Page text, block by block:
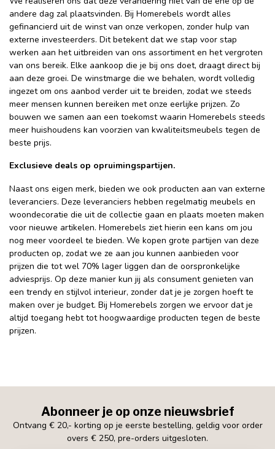
andere dag zal plaatsvinden. Bij Homerebels wordt alles
gefinancierd uit de winst van onze verkopen, zonder hulp van
externe investeerders. Dit betekent dat we stap voor stap
werken aan het uitbreiden van ons assortiment en het vergroten
van ons bereik. Elke aankoop die je bij ons doet, draagt direct bij
aan deze groei. De winstmarge die we behalen, wordt volledig
ingezet om ons aanbod verder uit te breiden, zodat we steeds
meer mensen kunnen bereiken met onze eerlijke prijzen. Zo
bouwen we samen aan een toekomst waarin Homerebels steeds
meer huishoudens kan voorzien van kwaliteitsmeubels tegen de
beste prijs.
Exclusieve deals op opruimingspartijen.
Naast ons eigen merk, bieden we ook producten aan van externe
leveranciers. Deze leveranciers hebben regelmatig meubels en
woondecoratie die uit de collectie gaan en plaats moeten maken
voor nieuwe artikelen. Homerebels ziet hierin een kans om jou
nog meer voordeel te bieden. We kopen grote partijen van deze
producten op, zodat we ze aan jou kunnen aanbieden voor
prijzen die tot wel 70% lager liggen dan de oorspronkelijke
adviesprijs. Op deze manier kun jij als consument genieten van
een trendy en stijlvol interieur, zonder dat je je zorgen hoeft te
maken over je budget. Bij Homerebels zorgen we ervoor dat je
altijd toegang hebt tot hoogwaardige producten tegen de beste
prijzen.
Abonneer je op onze nieuwsbrief
Ontvang € 20,- korting op je eerste bestelling, geldig voor order
overs € 250, pre-orders uitgesloten.